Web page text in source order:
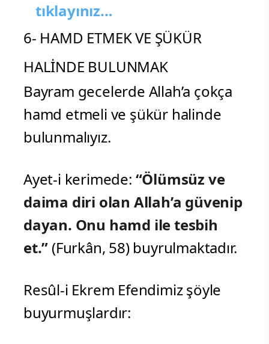
tıklayınız…
6- HAMD ETMEK VE ŞÜKÜR
HALİNDE BULUNMAK
Bayram gecelerde Allah’a çokça
hamd etmeli ve şükür halinde
bulunmalıyız.
Ayet-i kerimede: “Ölümsüz ve
daima diri olan Allah’a güvenip
dayan. Onu hamd ile tesbih
et.” (Furkân, 58) buyrulmaktadır.
Resûl-i Ekrem Efendimiz şöyle
buyurmuşlardır: